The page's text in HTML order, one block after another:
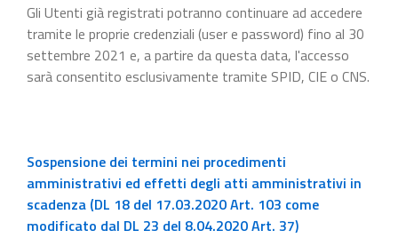
Gli Utenti già registrati potranno continuare ad accedere
tramite le proprie credenziali (user e password) fino al 30
settembre 2021 e, a partire da questa data, l'accesso
sarà consentito esclusivamente tramite SPID, CIE o CNS.
Sospensione dei termini nei procedimenti
amministrativi ed effetti degli atti amministrativi in
scadenza (DL 18 del 17.03.2020 Art. 103 come
modificato dal DL 23 del 8.04.2020 Art. 37)